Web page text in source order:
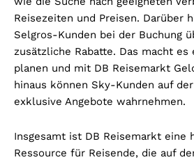
Reisezeiten und Preisen. Darüber
Selgros-Kunden bei der Buchung
zusätzliche Rabatte. Das macht es
planen und mit DB Reisemarkt
hinaus können Sky-Kunden auf
exklusive Angebote wahrnehmen.
Insgesamt ist DB Reisemarkt eine
Ressource für Reisende, die auf